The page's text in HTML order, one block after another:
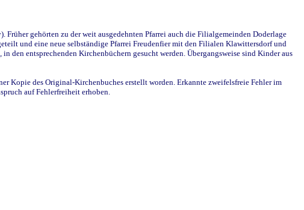
gehörten zu der weit ausgedehnten Pfarrei auch die Filialgemeinden Doderlage
und eine neue selbständige Pfarrei Freudenfier mit den Filialen Klawittersdorf und
entsprechenden Kirchenbüchern gesucht werden. Übergangsweise sind Kinder aus
Kopie des Original-Kirchenbuches erstellt worden. Erkannte zweifelsfreie Fehler im
auf Fehlerfreiheit erhoben.